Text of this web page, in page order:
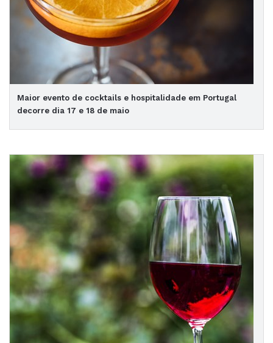
Maior evento de cocktails e hospitalidade em Portugal
decorre dia 17 e 18 de maio